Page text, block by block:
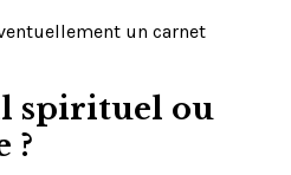
un carnet
spirituel ou
?